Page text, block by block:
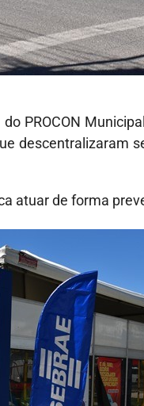
PROCON
descentralizaram
atuar de forma